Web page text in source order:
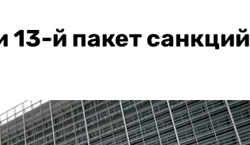
13-й пакет санкций